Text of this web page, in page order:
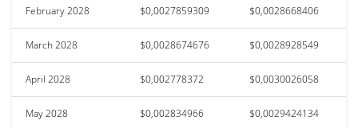
February 2028 $0,0027859309 $0,0028668406
March 2028 $0,0028674676 $0,0028928549
April 2028 $0,002778372 $0,0030026058
May 2028 $0,002834966 $0,0029424134